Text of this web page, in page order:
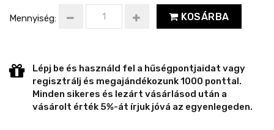
Mennyiség: KOSÁRBA
Lépj be és használd fel a hűségpontjaidat vagy
regisztrálj és megajándékozunk 1000 ponttal.
Minden sikeres és lezárt vásárlásod után a
vásárolt érték 5%-át írjuk jóvá az egyenlegeden.